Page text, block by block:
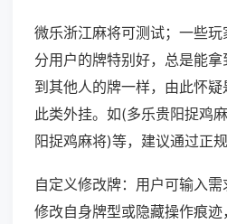
微乐浙江麻将可测试；一些
分用户的牌特别好，总是能
到其他人的牌一样，由此怀
此类外挂。如(多乐贵阳捉鸡
阳捉鸡麻将)等，建议通过正
自定义修改牌：用户可输入需
修改自身牌型或隐藏操作痕迹